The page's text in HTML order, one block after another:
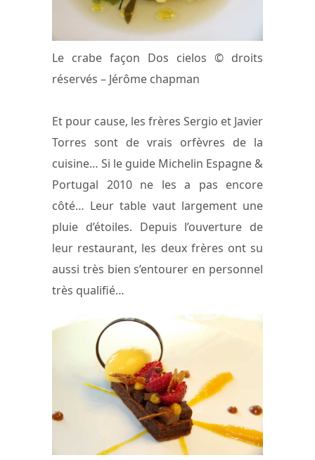
Le crabe façon Dos cielos © droits
réservés – Jérôme chapman
Et pour cause, les frères Sergio et Javier
Torres sont de vrais orfèvres de la
cuisine… Si le guide Michelin Espagne &
Portugal 2010 ne les a pas encore
côté… Leur table vaut largement une
pluie d’étoiles. Depuis l’ouverture de
leur restaurant, les deux frères ont su
aussi très bien s’entourer en personnel
très qualifié…